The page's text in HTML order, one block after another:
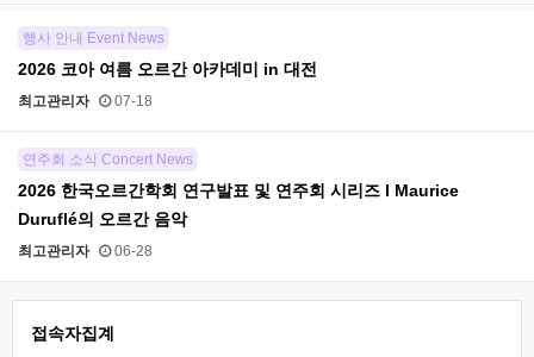
행사 안내 Event News
2026 코아 여름 오르간 아카데미 in 대전
최고관리자 07-18
연주회 소식 Concert News
2026 한국오르간학회 연구발표 및 연주회 시리즈 l Maurice
Duruflé의 오르간 음악
최고관리자 06-28
접속자집계